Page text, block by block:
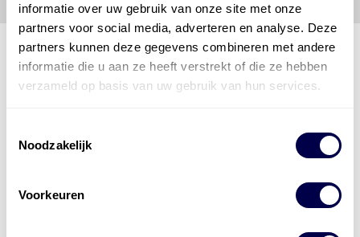
informatie over uw gebruik van onze site met onze
partners voor social media, adverteren en analyse. Deze
partners kunnen deze gegevens combineren met andere
informatie die u aan ze heeft verstrekt of die ze hebben
verzameld op basis van uw gebruik van hun services.
Noodzakelijk
Voorkeuren
Den Hartog Energies